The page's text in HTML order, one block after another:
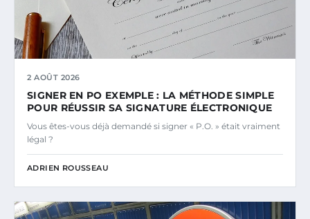
2 AOÛT 2026
SIGNER EN PO EXEMPLE : LA MÉTHODE SIMPLE
POUR RÉUSSIR SA SIGNATURE ÉLECTRONIQUE
Vous êtes-vous déjà demandé si signer « P.O. » était vraiment
légal ?
ADRIEN ROUSSEAU